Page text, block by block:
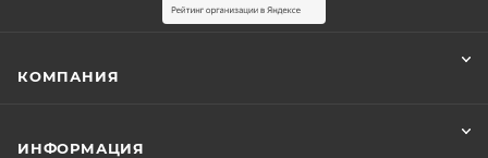
КОМПАНИЯ
ИНФОРМАЦИЯ